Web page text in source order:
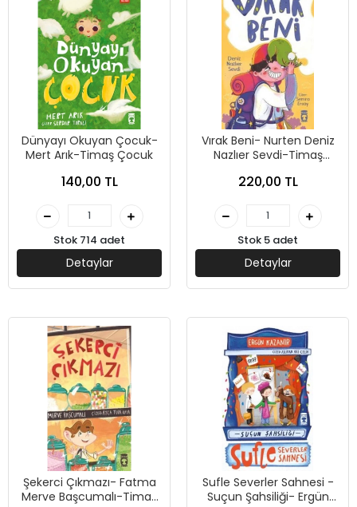
Dünyayı Okuyan Çocuk-
Mert Arık-Timaş Çocuk
140,00 TL
Stok 714 adet
Detaylar
Vırak Beni- Nurten Deniz
Nazlıer Sevdi-Timaş
220,00 TL
Stok 5 adet
Detaylar
Şekerci Çıkmazı- Fatma
Merve Başcumalı-Timaş
Sufle Severler Sahnesi -
Suçun Şahsiliği- Ergün